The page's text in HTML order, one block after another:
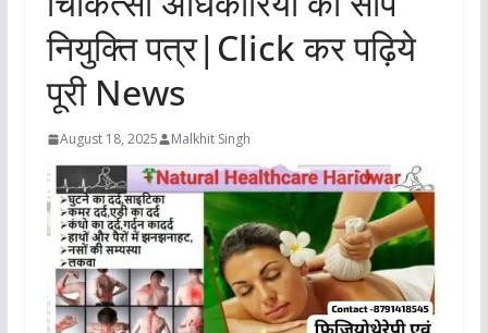
नियुक्ति पत्र|Click कर पढ़िये
पूरी News
August 18, 2025 Malkhit Singh